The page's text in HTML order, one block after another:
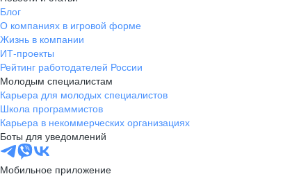
Блог
О компаниях в игровой форме
Жизнь в компании
ИТ-проекты
Рейтинг работодателей России
Молодым специалистам
Карьера для молодых специалистов
Школа программистов
Карьера в некоммерческих организациях
Боты для уведомлений
Мобильное приложение